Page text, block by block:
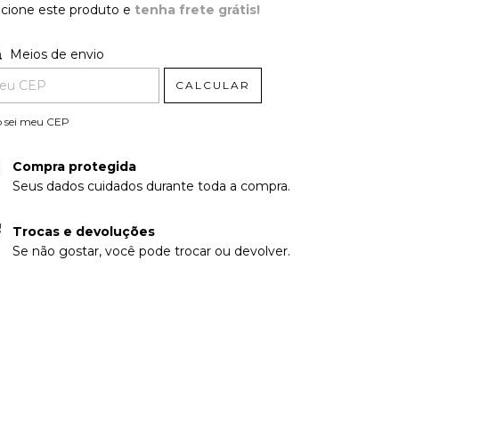
este produto e tenha frete grátis!
para o CEP:
Meios de envio
CALCULAR
sei meu CEP
Compra protegida
Seus dados cuidados durante toda a compra.
Trocas e devoluções
Se não gostar, você pode trocar ou devolver.